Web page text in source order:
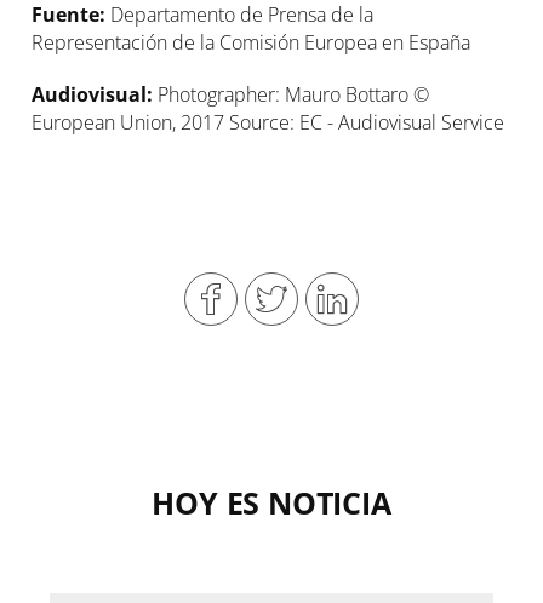
Fuente: Departamento de Prensa de la
Representación de la Comisión Europea en España
Audiovisual: Photographer: Mauro Bottaro ©
European Union, 2017 Source: EC - Audiovisual Service
HOY ES NOTICIA